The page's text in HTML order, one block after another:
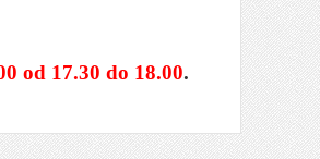
od 17.30 do 18.00.